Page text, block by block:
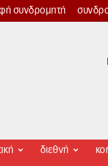
συνδρομητή
διεθνή